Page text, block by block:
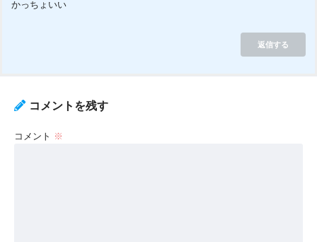
かっちょいい
返信する
コメントを残す
コメント ※